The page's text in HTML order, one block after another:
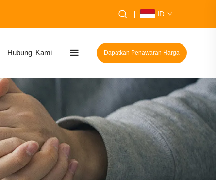
ID
Hubungi Kami Dapatkan Penawaran Harga